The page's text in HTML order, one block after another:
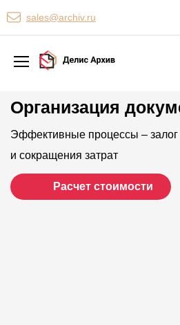
sales@archiv.ru
Персональные сервисы
Архивная обработка
Хранение документов
Уничтожение документов
Сканирование документов
Организация
Эффективные процессы – залог
и сокращения затрат
Расчет стоимости